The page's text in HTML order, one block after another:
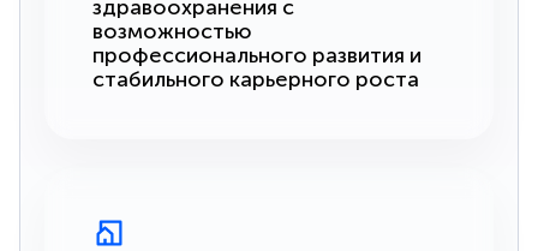
здравоохранения с
возможностью
профессионального развития и
стабильного карьерного роста